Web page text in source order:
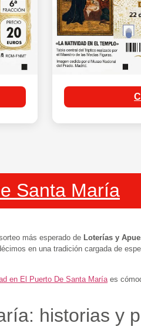
Santa María​
más esperado de Loterías y
en una tradición cargada de
en El Puerto De Santa María es
historias y